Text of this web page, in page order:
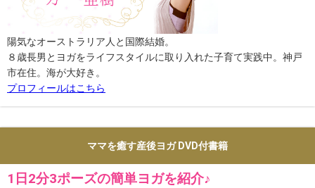
陽気なオーストラリア人と国際結婚。
８歳長男とヨガをライフスタイルに取り入れた子育て実践中。神戸
市在住。海が大好き。
プロフィールはこちら
ママを癒す産後ヨガ DVD付書籍
1日2分3ポーズの簡単ヨガを紹介♪